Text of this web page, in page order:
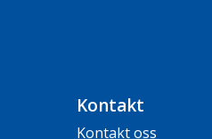
Kontakt
Kontakt oss